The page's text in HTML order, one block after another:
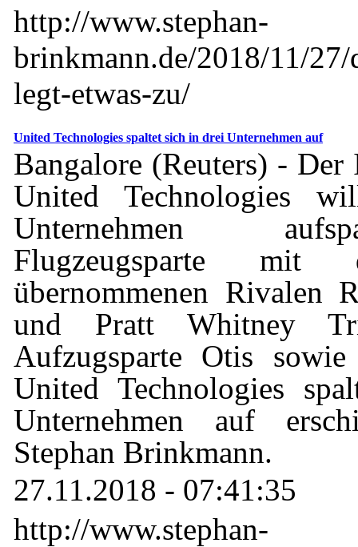
http://www.stephan-
brinkmann.de/2018/11/27/
legt-etwas-zu/
United Technologies spaltet sich in drei Unternehmen auf
Bangalore (Reuters) - Der
United Technologies
Unternehmen
Flugzeugsparte mit
übernommenen Rivalen
und Pratt Whitney
Aufzugsparte Otis
United Technologies
Unternehmen auf
Stephan Brinkmann.
27.11.2018 - 07:41:35
http://www.stephan-